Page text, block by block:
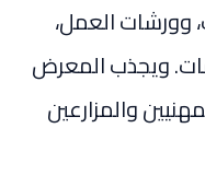
وورشات العمل،
ويجذب المعرض
والمزارعين